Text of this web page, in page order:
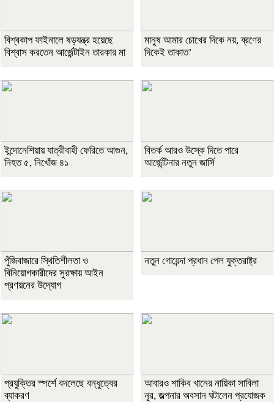
বিশ্বকাপ ফাইনালে ষড়যন্ত্র হয়েছে
বিশ্বাস করতেন আর্জেন্টাইন তারকার মা
মানুষ আমার চোখের দিকে নয়, ব্রণের
দিকেই তাকাত’
ইন্দোনেশিয়ায় যাত্রীবাহী ফেরিতে আগুন,
নিহত ৫, নিখোঁজ ৪১
বিতর্ক আরও উস্কে দিতে পারে
আর্জেন্টিনার নতুন জার্সি
পুঁজিবাজারে স্থিতিশীলতা ও
বিনিয়োগকারীদের সুরক্ষায় আইন
প্রণয়নের উদ্যোগ
নতুন গোয়েন্দা প্রধান পেল যুক্তরাষ্ট্র
প্রযুক্তির স্পর্শে বদলেছে বন্ধুত্বের
ব্যাকরণ
আবারও শাকিব খানের নায়িকা সাবিলা
নূর, জল্পনার অবসান ঘটালেন প্রযোজক